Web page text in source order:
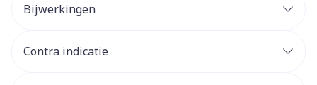
Bijwerkingen
Contra indicatie